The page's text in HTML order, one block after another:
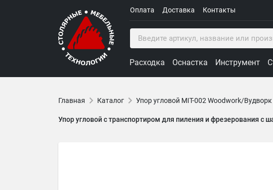
Оплата Доставка Контакты
Расходка Оснастка Инструмент
Главная Каталог Упор угловой MIT-002 Woodwork/
Упор угловой с транспортиром для пиления и фрезерования с